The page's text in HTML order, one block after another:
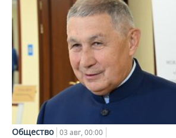
Общество 03 авг, 00:00